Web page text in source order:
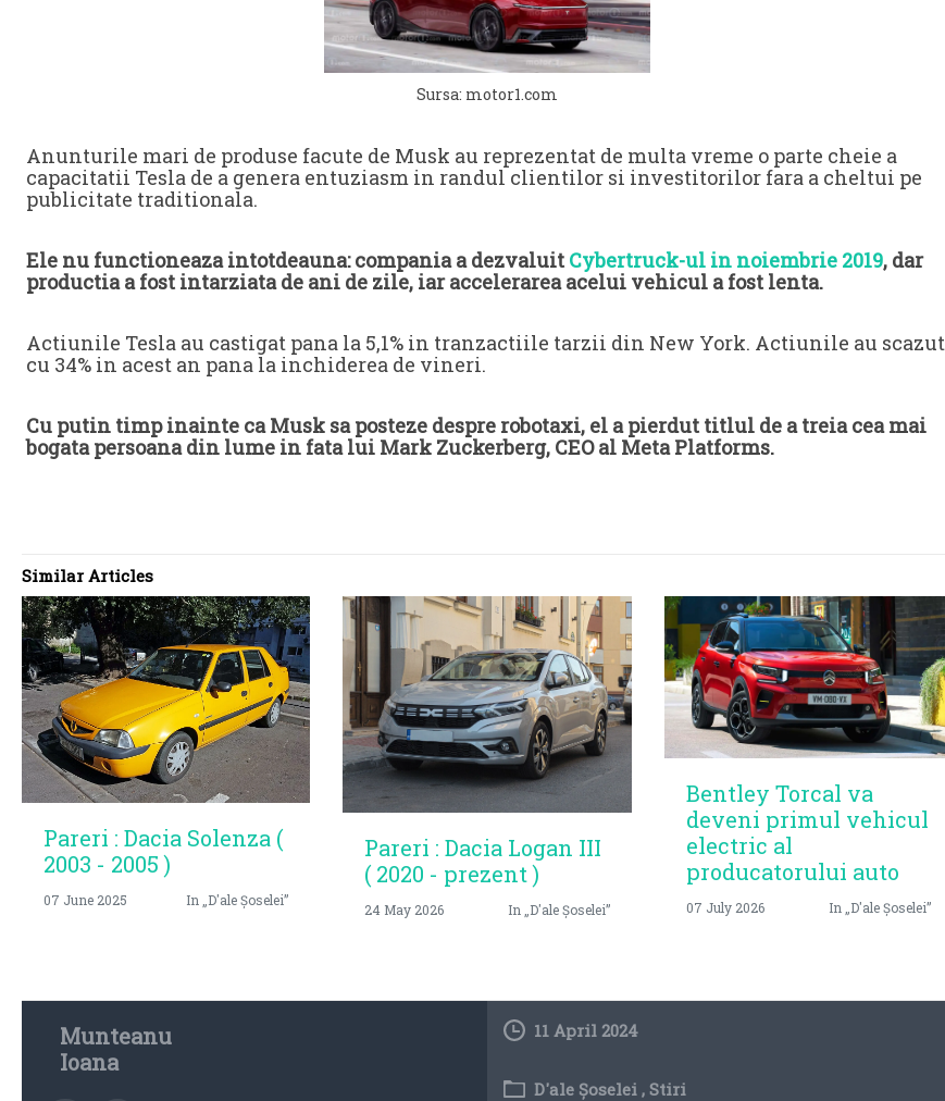
Sursa: motor1.com
Anunturile mari de produse facute de Musk au reprezentat de multa vreme o parte cheie a
capacitatii Tesla de a genera entuziasm in randul clientilor si investitorilor fara a cheltui pe
publicitate traditionala.
Ele nu functioneaza intotdeauna: compania a dezvaluit Cybertruck-ul in noiembrie 2019, dar
productia a fost intarziata de ani de zile, iar accelerarea acelui vehicul a fost lenta.
Actiunile Tesla au castigat pana la 5,1% in tranzactiile tarzii din New York. Actiunile au scazut
cu 34% in acest an pana la inchiderea de vineri.
Cu putin timp inainte ca Musk sa posteze despre robotaxi, el a pierdut titlul de a treia cea mai
bogata persoana din lume in fata lui Mark Zuckerberg, CEO al Meta Platforms.
Similar Articles
Pareri : Dacia Solenza (
2003 - 2005 )
07 June 2025 In „D'ale Șoselei”
Pareri : Dacia Logan III
( 2020 - prezent )
24 May 2026 In „D'ale Șoselei”
Bentley Torcal va
deveni primul vehicul
electric al
producatorului auto
07 July 2026 In „D'ale Șoselei”
Munteanu
Ioana
11 April 2024
D'ale Șoselei , Stiri